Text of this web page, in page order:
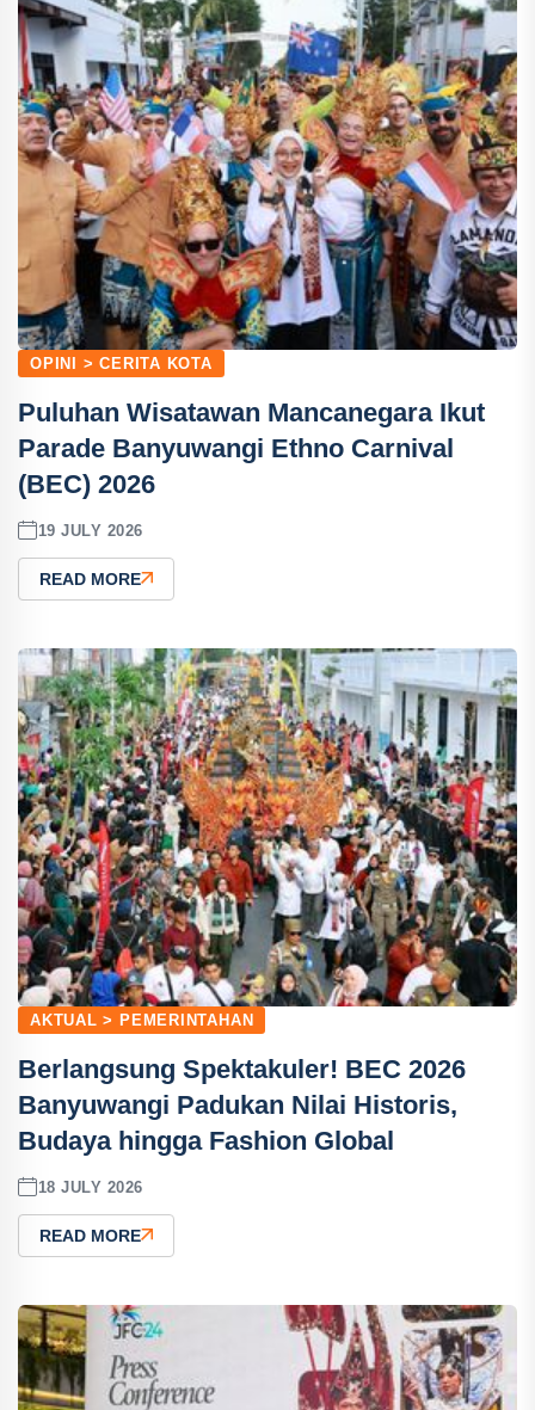
OPINI > CERITA KOTA
Puluhan Wisatawan Mancanegara Ikut
Parade Banyuwangi Ethno Carnival
(BEC) 2026
19 JULY 2026
READ MORE
AKTUAL > PEMERINTAHAN
Berlangsung Spektakuler! BEC 2026
Banyuwangi Padukan Nilai Historis,
Budaya hingga Fashion Global
18 JULY 2026
READ MORE